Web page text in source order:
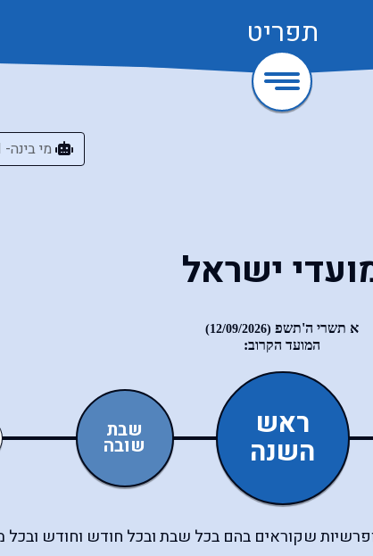
תפריט
מי בינה- AI
ישראל
א תשרי ה'תשפ (12/09/2026)
המועד הקרוב:
שבת
שובה
ראש
השנה
שקוראים בהם בכל שבת ובכל חודש וחודש ובכל